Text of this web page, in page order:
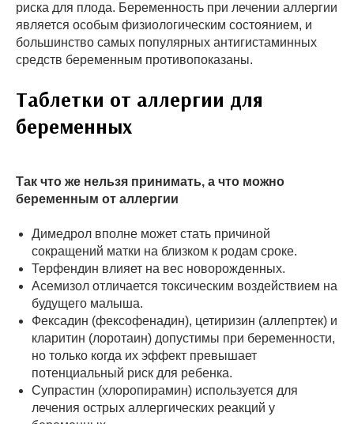
риска для плода. Беременность при лечении аллергии
является особым физиологическим состоянием, и
большинство самых популярных антигистаминных
средств беременным противопоказаны.
Таблетки от аллергии для
беременных
Так что же нельзя принимать, а что можно
беременным от аллергии
Димедрол вполне может стать причиной
сокращений матки на близком к родам сроке.
Терфендин влияет на вес новорожденных.
Асемизол отличается токсическим воздействием на
будущего малыша.
Фексадин (фексофенадин), цетиризин (аллепртек) и
кларитин (лоротаин) допустимы при беременности,
но только когда их эффект превышает
потенциальный риск для ребенка.
Супрастин (хлоропирамин) используется для
лечения острых аллергических реакций у